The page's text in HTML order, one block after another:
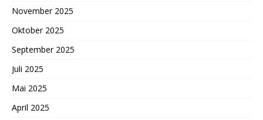
November 2025
Oktober 2025
September 2025
Juli 2025
Mai 2025
April 2025